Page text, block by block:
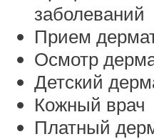
заболеваний
Прием
Осмотр
Детский
Кожный врач
Платный